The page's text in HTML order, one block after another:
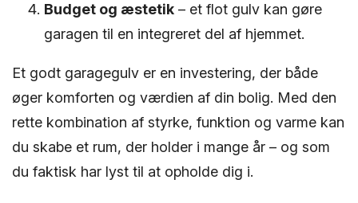
Budget og æstetik – et flot gulv kan gøre
garagen til en integreret del af hjemmet.
Et godt garagegulv er en investering, der både
øger komforten og værdien af din bolig. Med den
rette kombination af styrke, funktion og varme kan
du skabe et rum, der holder i mange år – og som
du faktisk har lyst til at opholde dig i.